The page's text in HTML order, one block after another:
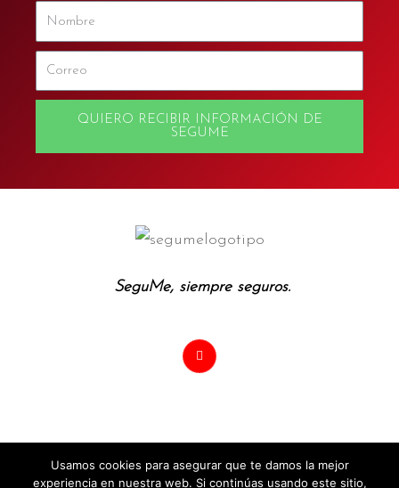
QUIERO RECIBIR INFORMACIÓN DE
SEGUME
SeguMe, siempre seguros.
· Politicas de Privacidad ·
Usamos cookies para asegurar que te damos la mejor
experiencia en nuestra web. Si continúas usando este sitio,